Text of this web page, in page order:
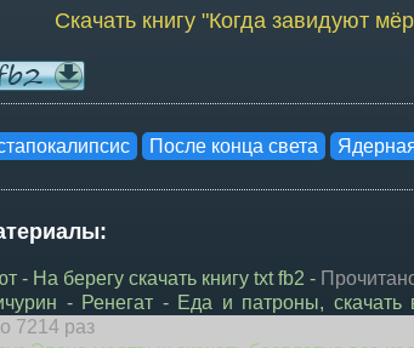
Скачать книгу "Когда завидуют
После конца света
- На берегу скачать книгу txt fb2 -
- Ренегат - Еда и патроны,
7214 раз